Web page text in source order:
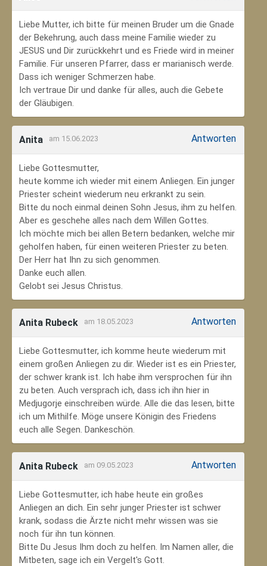
Liebe Mutter, ich bitte für meinen Bruder um die Gnade
der Bekehrung, auch dass meine Familie wieder zu
JESUS und Dir zurückkehrt und es Friede wird in meiner
Familie. Für unseren Pfarrer, dass er marianisch werde.
Dass ich weniger Schmerzen habe.
Ich vertraue Dir und danke für alles, auch die Gebete
der Gläubigen.
Anita am 15.06.2023 Antworten
Liebe Gottesmutter,
heute komme ich wieder mit einem Anliegen. Ein junger
Priester scheint wiederum neu erkrankt zu sein.
Bitte du noch einmal deinen Sohn Jesus, ihm zu helfen.
Aber es geschehe alles nach dem Willen Gottes.
Ich möchte mich bei allen Betern bedanken, welche mir
geholfen haben, für einen weiteren Priester zu beten.
Der Herr hat Ihn zu sich genommen.
Danke euch allen.
Gelobt sei Jesus Christus.
Anita Rubeck am 18.05.2023 Antworten
Liebe Gottesmutter, ich komme heute wiederum mit
einem großen Anliegen zu dir. Wieder ist es ein Priester,
der schwer krank ist. Ich habe ihm versprochen für ihn
zu beten. Auch versprach ich, dass ich ihn hier in
Medjugorje einschreiben würde. Alle die das lesen, bitte
ich um Mithilfe. Möge unsere Königin des Friedens
euch alle Segen. Dankeschön.
Anita Rubeck am 09.05.2023 Antworten
Liebe Gottesmutter, ich habe heute ein großes
Anliegen an dich. Ein sehr junger Priester ist schwer
krank, sodass die Ärzte nicht mehr wissen was sie
noch für ihn tun können.
Bitte Du Jesus Ihm doch zu helfen. Im Namen aller, die
Mitbeten, sage ich ein Vergelt's Gott.